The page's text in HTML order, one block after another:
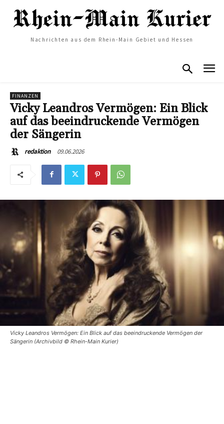
Nachrichten aus dem Rhein-Main Gebiet und Hessen
FINANZEN
Vicky Leandros Vermögen: Ein Blick
auf das beeindruckende Vermögen
der Sängerin
redaktion 09.06.2026
Vicky Leandros Vermögen: Ein Blick auf das beeindruckende Vermögen der
Sängerin (Archivbild © Rhein-Main Kurier)